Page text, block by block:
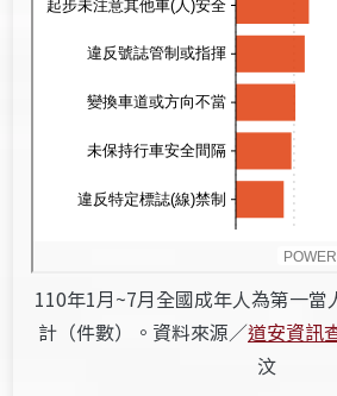
110年1月~7月全國成年人為第一當
計（件數）。資料來源／道安資訊
汶